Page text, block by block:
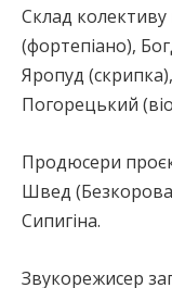
Склад колективу
(фортепіано),
Яропуд
Погорецький
Продюсери
Швед
Сипигіна.
Звукорежисер